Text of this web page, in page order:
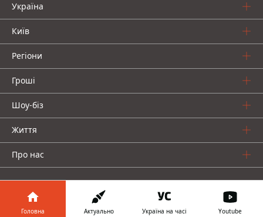
Україна
Київ
Регіони
Гроші
Шоу-біз
Життя
Про нас
Головна Актуально Україна на часі Youtube